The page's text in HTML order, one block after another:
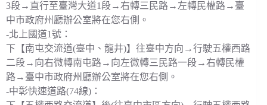
3段→直行至臺灣大道1段→右轉三民路→左轉民權路→臺
中市政府州廳辦公室將在您右側。
-北上國道1號：
下【南屯交流道(臺中、龍井)】往臺中方向→行駛五權西路
二段→向右微轉南屯路→向左微轉三民路一段→右轉民權
路→臺中市政府州廳辦公室將在您右側。
-中彰快速道路(74線)：